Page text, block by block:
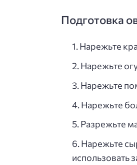
Подготовка
Нарежьте
Нарежьте
Нарежьте
Нарежьте
Разрежьте
Нарежьте
использовать